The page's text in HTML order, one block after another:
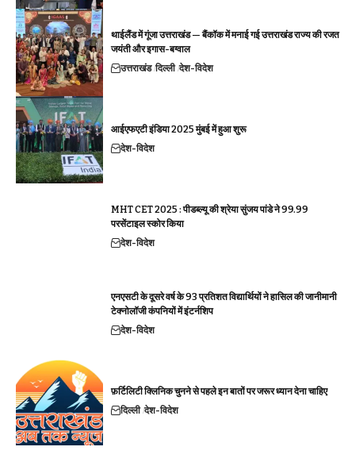
थाईलैंड में गूंजा उत्तराखंड — बैंकॉक में मनाई गई उत्तराखंड राज्य की रजत
जयंती और इगास-बग्वाल
उत्तराखंड दिल्ली देश-विदेश
आईएफएटी इंडिया 2025 मुंबई में हुआ शुरू
देश-विदेश
MHT CET 2025 : पीडब्ल्यू की श्रेया सुंजय पांडे ने 99.99
परसेंटाइल स्कोर किया
देश-विदेश
एनएसटी के दूसरे वर्ष के 93 प्रतिशत विद्यार्थियों ने हासिल की जानीमानी
टेक्नोलॉजी कंपनियों में इंटर्नशिप
देश-विदेश
फ़र्टिलिटी क्लिनिक चुनने से पहले इन बातों पर जरूर ध्यान देना चाहिए
दिल्ली देश-विदेश